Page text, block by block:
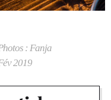
: Fanja
2019